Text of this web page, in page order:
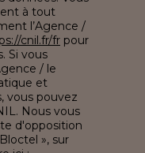
à tout
l’Agence /
cnil.fr/fr pour
Si vous
/ le
et
vous pouvez
Nous vous
d'opposition
», sur